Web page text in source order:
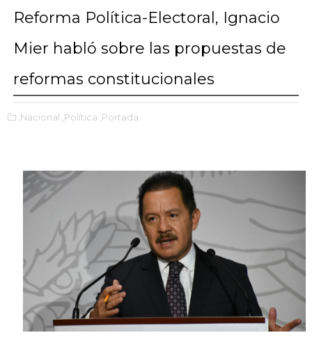
Reforma Política-Electoral, Ignacio
Mier habló sobre las propuestas de
reformas constitucionales
,Nacional ,Política ,Portada